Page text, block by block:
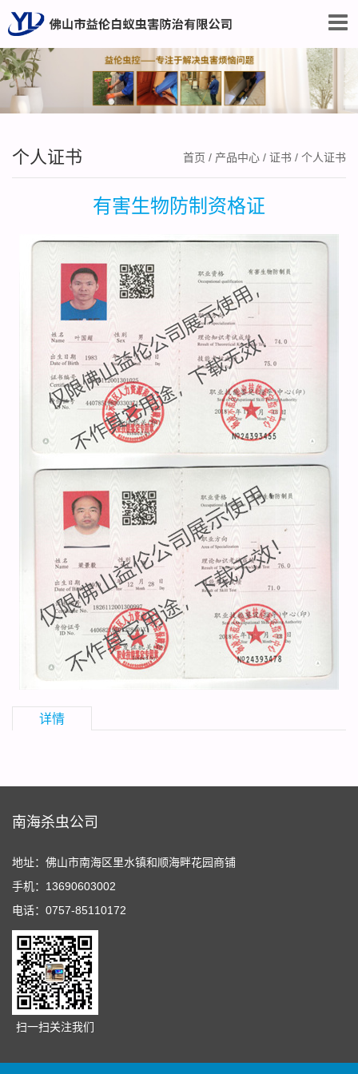
个人证书 首页 / 产品中心 / 证书 / 个人证书
有害生物防制资格证
详情
南海杀虫公司
地址：佛山市南海区里水镇和顺海畔花园商铺
手机：13690603002
电话：0757-85110172
扫一扫关注我们